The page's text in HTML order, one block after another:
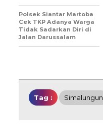
Polsek Siantar Martoba
Cek TKP Adanya Warga
Tidak Sadarkan Diri di
Jalan Darussalam
Tag : Simalungun